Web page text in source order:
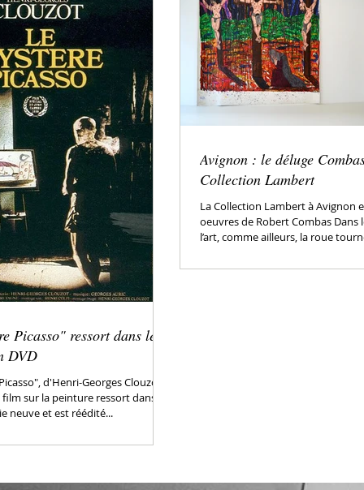
Picasso" ressort dans les
DVD
d'Henri-Georges Clouzot,
sur la peinture ressort dans les
neuve et est réédité...
Avignon : le déluge
Collection Lambert
La Collection Lambert à Avignon
oeuvres de Robert Combas Dans
l’art, comme ailleurs, la roue